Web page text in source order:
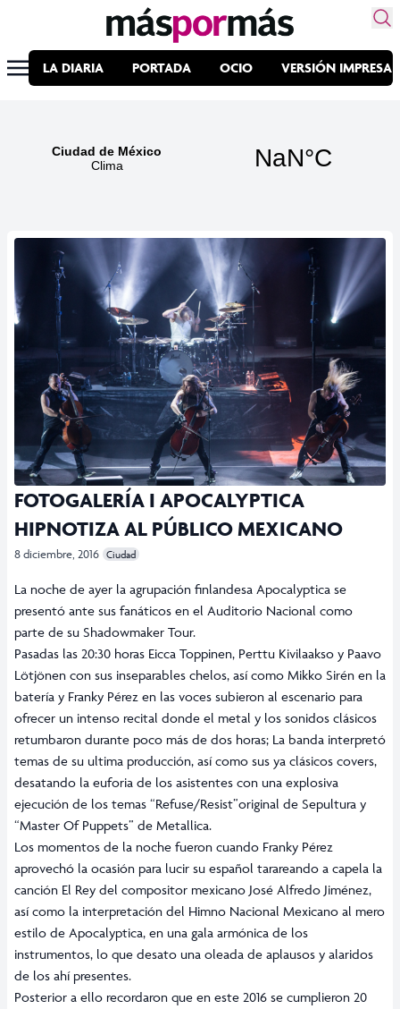
LA DIARIA PORTADA OCIO VERSIÓN IMPRESA
FOTOGALERÍA I APOCALYPTICA
HIPNOTIZA AL PÚBLICO MEXICANO
8 diciembre, 2016 Ciudad
La noche de ayer la agrupación finlandesa Apocalyptica se
presentó ante sus fanáticos en el Auditorio Nacional como
parte de su Shadowmaker Tour.
Pasadas las 20:30 horas Eicca Toppinen, Perttu Kivilaakso y Paavo
Lötjönen con sus inseparables chelos, así como Mikko Sirén en la
batería y Franky Pérez en las voces subieron al escenario para
ofrecer un intenso recital donde el metal y los sonidos clásicos
retumbaron durante poco más de dos horas; La banda interpretó
temas de su ultima producción, así como sus ya clásicos covers,
desatando la euforia de los asistentes con una explosiva
ejecución de los temas “Refuse/Resist”original de Sepultura y
“Master Of Puppets” de Metallica.
Los momentos de la noche fueron cuando Franky Pérez
aprovechó la ocasión para lucir su español tarareando a capela la
canción El Rey del compositor mexicano José Alfredo Jiménez,
así como la interpretación del Himno Nacional Mexicano al mero
estilo de Apocalyptica, en una gala armónica de los
instrumentos, lo que desato una oleada de aplausos y alaridos
de los ahí presentes.
Posterior a ello recordaron que en este 2016 se cumplieron 20